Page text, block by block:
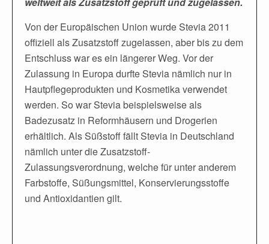
Von der Europäischen Union wurde Stevia 2011
offiziell als Zusatzstoff zugelassen, aber bis zu dem
Entschluss war es ein längerer Weg. Vor der
Zulassung in Europa durfte Stevia nämlich nur in
Hautpflegeprodukten und Kosmetika verwendet
werden. So war Stevia beispielsweise als
Badezusatz in Reformhäusern und Drogerien
erhältlich. Als Süßstoff fällt Stevia in Deutschland
nämlich unter die Zusatzstoff-
Zulassungsverordnung, welche für unter anderem
Farbstoffe, Süßungsmittel, Konservierungsstoffe
und Antioxidantien gilt.